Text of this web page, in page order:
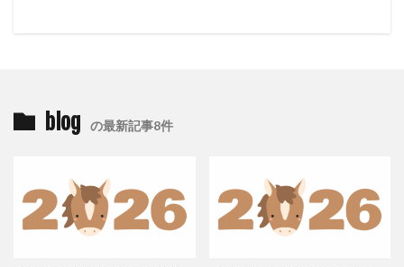
blog の最新記事8件